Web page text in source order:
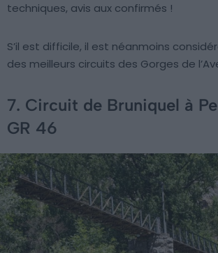
techniques, avis aux confirmés !
S’il est difficile, il est néanmoins
des meilleurs circuits des Gorges de
7. Circuit de Bruniquel à
GR 46